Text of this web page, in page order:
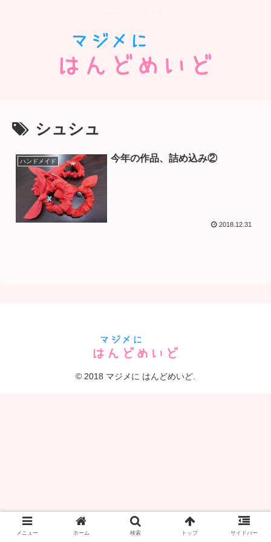
シュシュ
ハンドメイド 今年の作品、詰め込み②
2018.12.31
© 2018 マジメに はんどめいど.
メニュー ホーム 検索 トップ サイドバー